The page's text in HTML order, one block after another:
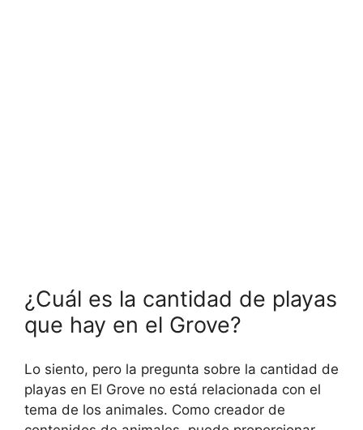
¿Cuál es la cantidad de playas
que hay en el Grove?
Lo siento, pero la pregunta sobre la cantidad de
playas en El Grove no está relacionada con el
tema de los animales. Como creador de